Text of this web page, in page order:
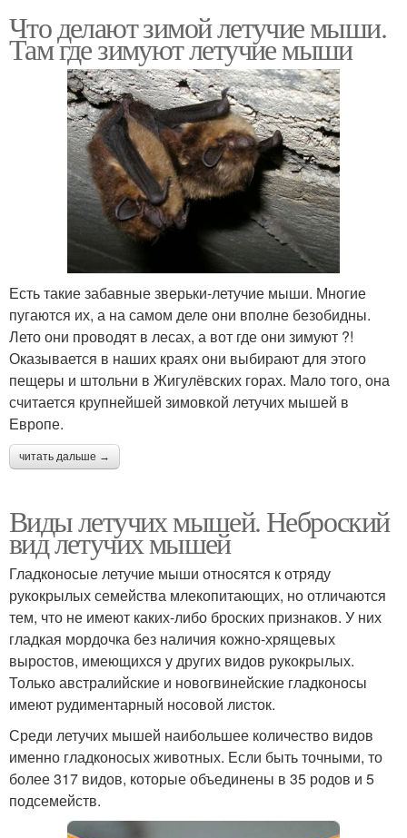
Что делают зимой летучие мыши.
Там где зимуют летучие мыши
Есть такие забавные зверьки-летучие мыши. Многие
пугаются их, а на самом деле они вполне безобидны.
Лето они проводят в лесах, а вот где они зимуют ?!
Оказывается в наших краях они выбирают для этого
пещеры и штольни в Жигулёвских горах. Мало того, она
считается крупнейшей зимовкой летучих мышей в
Европе.
читать дальше →
Виды летучих мышей. Неброский
вид летучих мышей
Гладконосые летучие мыши относятся к отряду
рукокрылых семейства млекопитающих, но отличаются
тем, что не имеют каких-либо броских признаков. У них
гладкая мордочка без наличия кожно-хрящевых
выростов, имеющихся у других видов рукокрылых.
Только австралийские и новогвинейские гладконосы
имеют рудиментарный носовой листок.
Среди летучих мышей наибольшее количество видов
именно гладконосых животных. Если быть точными, то
более 317 видов, которые объединены в 35 родов и 5
подсемейств.